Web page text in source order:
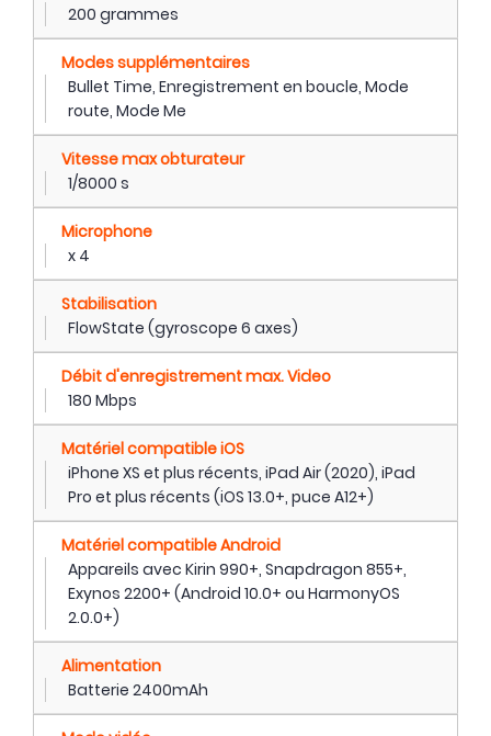
200 grammes
Modes supplémentaires
Bullet Time, Enregistrement en boucle, Mode
route, Mode Me
Vitesse max obturateur
1/8000 s
Microphone
x 4
Stabilisation
FlowState (gyroscope 6 axes)
Débit d'enregistrement max. Video
180 Mbps
Matériel compatible iOS
iPhone XS et plus récents, iPad Air (2020), iPad
Pro et plus récents (iOS 13.0+, puce A12+)
Matériel compatible Android
Appareils avec Kirin 990+, Snapdragon 855+,
Exynos 2200+ (Android 10.0+ ou HarmonyOS
2.0.0+)
Alimentation
Batterie 2400mAh